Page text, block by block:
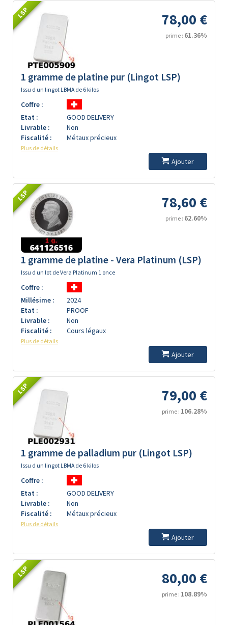
LSP 78,00 €
prime : 61.36%
1 gramme de platine pur (Lingot LSP)
Issu d un lingot LBMA de 6 kilos
Coffre :
Etat :
GOOD DELIVERY
Livrable :
Non
Fiscalité :
Métaux précieux
Plus de détails
Ajouter
LSP 78,60 €
prime : 62.60%
1 gramme de platine - Vera Platinum (LSP)
Issu d un lot de Vera Platinum 1 once
Coffre :
Millésime :
2024
Etat :
PROOF
Livrable :
Non
Fiscalité :
Cours légaux
Plus de détails
Ajouter
LSP 79,00 €
prime : 106.28%
1 gramme de palladium pur (Lingot LSP)
Issu d un lingot LBMA de 6 kilos
Coffre :
Etat :
GOOD DELIVERY
Livrable :
Non
Fiscalité :
Métaux précieux
Plus de détails
Ajouter
LSP 80,00 €
prime : 108.89%